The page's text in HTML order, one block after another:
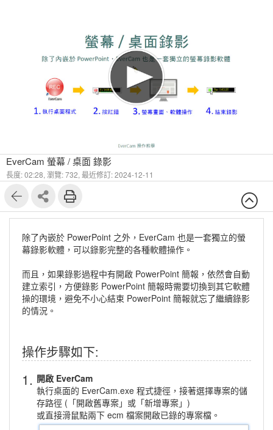
EverCam 螢幕 / 桌面 錄影
長度: 02:28, 瀏覽: 732, 最近修訂: 2024-12-11
除了內嵌於 PowerPoint 之外，EverCam 也是一套獨立的螢
幕錄影軟體，可以錄影完整的各種軟體操作。
而且，如果錄影過程中有開啟 PowerPoint 簡報，依然會自動
建立索引，方便錄影 PowerPoint 簡報時需要切換到其它軟體
操的環境，避免不小心結束 PowerPoint 簡報就忘了繼續錄影
的情況。
操作步驟如下:
1. 開啟 EverCam
執行桌面的 EverCam.exe 程式捷徑，接著選擇專案的儲
存路徑 (「開啟舊專案」或「新增專案」)
或直接滑鼠點兩下 ecm 檔案開啟已錄的專案檔。